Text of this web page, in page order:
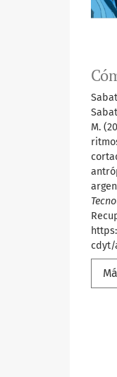
M.
cdyt/